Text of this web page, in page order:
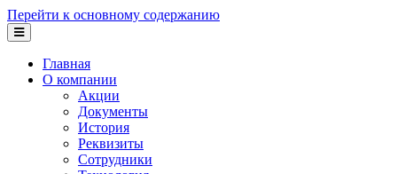
Перейти к основному содержанию
Главная
О компании
Акции
Документы
История
Реквизиты
Сотрудники